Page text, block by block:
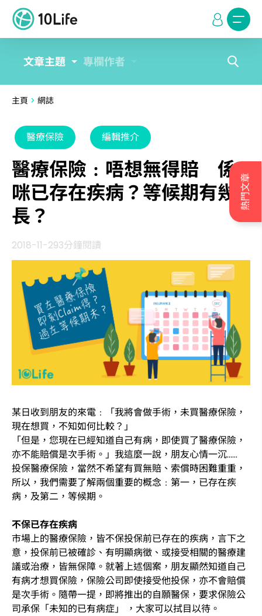
熱門文章
文章主題 專欄作者
主頁 > 網誌
醫療保險 編輯推介
醫療保險﹕唔想無得賠 係
咪已存在疾病？等候期有幾
長？
2018-11-293分鐘閱讀
某日收到朋友的來電﹕「我將會做手術，未買醫療保險，
現在想買，不知如何比較？」
「但是，您現在已經知道自己有病，即使買了醫療保險，
亦不能賠償是次手術。」我這麼一說，朋友心情一沉……
投保醫療保險，當然不希望有買無賠、索償時困難重重，
所以，我們需要了解兩個重要的概念﹕第一，已存在疾
病，及第二，等候期。
不保已存在疾病
市場上的醫療保險，皆不保投保前已存在的疾病，言下之
意，投保前已被確診、有明顯病徵、或接受相關的醫療建
議或治療，皆無保障。就著上述個案，朋友顯然知道自己
有病才想買保險，保險公司即使接受他投保，亦不會賠償
是次手術。隨帶一提，即將推出的自願醫保，要求保險公
司承保「未知的已有病症」 ，大家可以拭目以待。